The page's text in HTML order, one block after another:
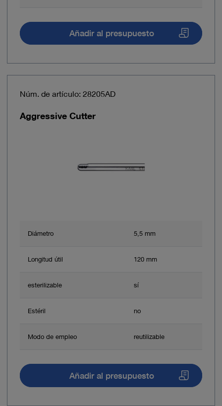
Añadir al presupuesto
Núm. de artículo: 28205AD
Aggressive Cutter
Diámetro 5,5 mm
Longitud útil 120 mm
esterilizable sí
Estéril no
Modo de empleo reutilizable
Añadir al presupuesto